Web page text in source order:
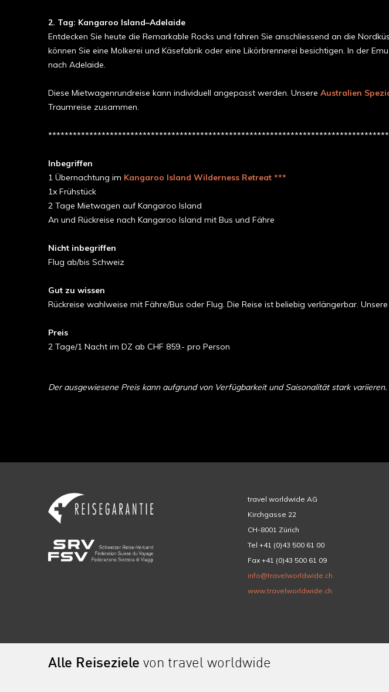
2. Tag: Kangaroo Island–Adelaide
Entdecken Sie heute die Remarkable Rocks und fahren Sie anschliessend an die
können Sie eine Molkerei und Käsefabrik oder eine Likörbrennerei besichtigen. In der
nach Adelaide.
Diese Mietwagenrundreise kann individuell angepasst werden. Unsere Australien
Traumreise zusammen.
Inbegriffen
1 Übernachtung im Kangaroo Island Wilderness Retreat ***
1x Frühstück
2 Tage Mietwagen auf Kangaroo Island
An und Rückreise nach Kangaroo Island mit Bus und Fähre
Nicht inbegriffen
Flug ab/bis Schweiz
Gut zu wissen
Rückreise wahlweise mit Fähre/Bus oder Flug. Die Reise ist beliebig verlängerbar. Unsere
Preis
2 Tage/1 Nacht im DZ ab CHF 859.- pro Person
Der ausgewiesene Preis kann aufgrund von Verfügbarkeit und Saisonalität stark variieren.
travel worldwide AG
Kirchgasse 22
CH-8001 Zürich
Tel +41 (0)43 500 61 00
Fax +41 (0)43 500 61 09
info@travelworldwide.ch
www.travelworldwide.ch
Alle Reiseziele von travel worldwide